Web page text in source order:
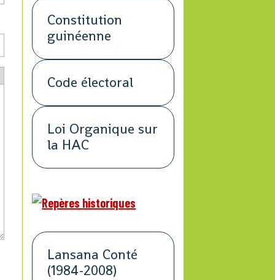
Constitution
guinéenne
Code électoral
Loi Organique sur
la HAC
Lansana Conté
(1984-2008)